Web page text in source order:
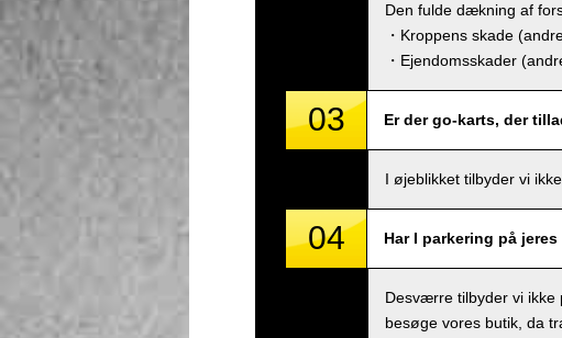
Den fulde dækning af
・Kroppens skade
・Ejendomsskader
03 Er der go-karts, der
I øjeblikket tilbyder vi
04 Har I parkering på
Desværre tilbyder vi ikke
besøge vores butik, da